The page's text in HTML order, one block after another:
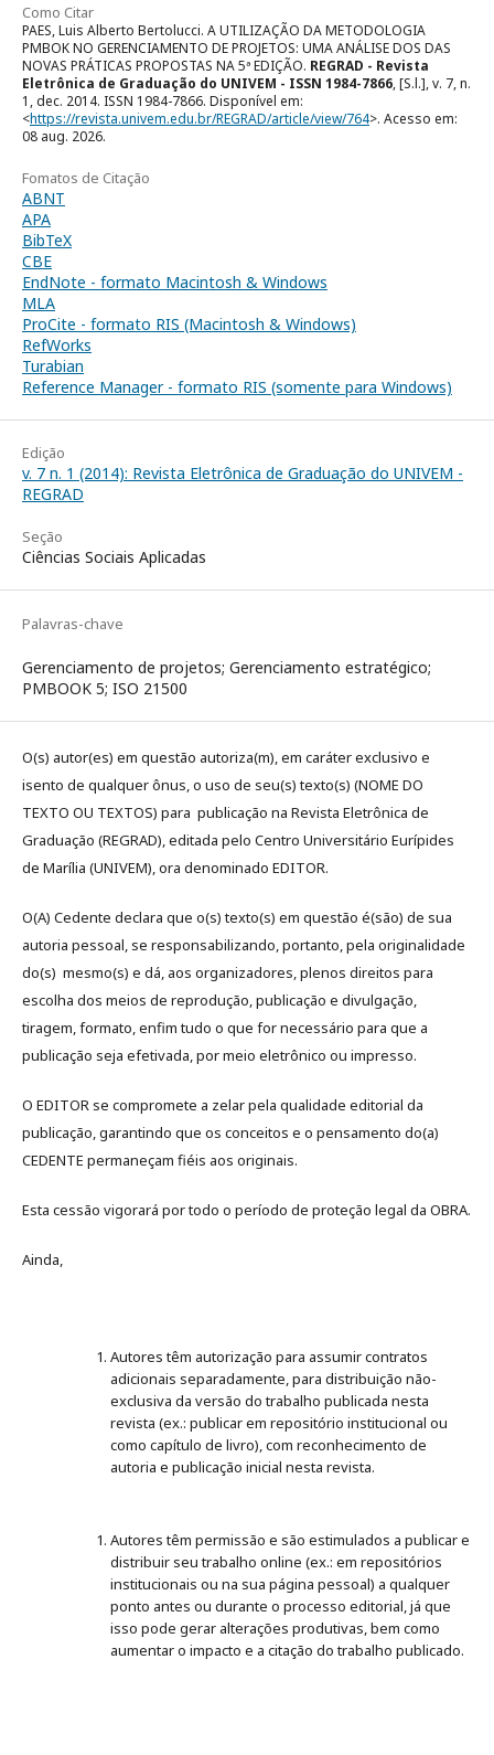
Como Citar
PAES, Luis Alberto Bertolucci. A UTILIZAÇÃO DA METODOLOGIA
PMBOK NO GERENCIAMENTO DE PROJETOS: UMA ANÁLISE DOS DAS
NOVAS PRÁTICAS PROPOSTAS NA 5ª EDIÇÃO. REGRAD - Revista
Eletrônica de Graduação do UNIVEM - ISSN 1984-7866, [S.l.], v. 7, n.
1, dec. 2014. ISSN 1984-7866. Disponível em:
<https://revista.univem.edu.br/REGRAD/article/view/764>. Acesso em:
08 aug. 2026.
Fomatos de Citação
ABNT
APA
BibTeX
CBE
EndNote - formato Macintosh & Windows
MLA
ProCite - formato RIS (Macintosh & Windows)
RefWorks
Turabian
Reference Manager - formato RIS (somente para Windows)
Edição
v. 7 n. 1 (2014): Revista Eletrônica de Graduação do UNIVEM -
REGRAD
Seção
Ciências Sociais Aplicadas
Palavras-chave
Gerenciamento de projetos; Gerenciamento estratégico;
PMBOOK 5; ISO 21500
O(s) autor(es) em questão autoriza(m), em caráter exclusivo e
isento de qualquer ônus, o uso de seu(s) texto(s) (NOME DO
TEXTO OU TEXTOS) para publicação na Revista Eletrônica de
Graduação (REGRAD), editada pelo Centro Universitário Eurípides
de Marília (UNIVEM), ora denominado EDITOR.
O(A) Cedente declara que o(s) texto(s) em questão é(são) de sua
autoria pessoal, se responsabilizando, portanto, pela originalidade
do(s) mesmo(s) e dá, aos organizadores, plenos direitos para
escolha dos meios de reprodução, publicação e divulgação,
tiragem, formato, enfim tudo o que for necessário para que a
publicação seja efetivada, por meio eletrônico ou impresso.
O EDITOR se compromete a zelar pela qualidade editorial da
publicação, garantindo que os conceitos e o pensamento do(a)
CEDENTE permaneçam fiéis aos originais.
Esta cessão vigorará por todo o período de proteção legal da OBRA.
Ainda,
Autores têm autorização para assumir contratos
adicionais separadamente, para distribuição não-
exclusiva da versão do trabalho publicada nesta
revista (ex.: publicar em repositório institucional ou
como capítulo de livro), com reconhecimento de
autoria e publicação inicial nesta revista.
Autores têm permissão e são estimulados a publicar e
distribuir seu trabalho online (ex.: em repositórios
institucionais ou na sua página pessoal) a qualquer
ponto antes ou durante o processo editorial, já que
isso pode gerar alterações produtivas, bem como
aumentar o impacto e a citação do trabalho publicado.